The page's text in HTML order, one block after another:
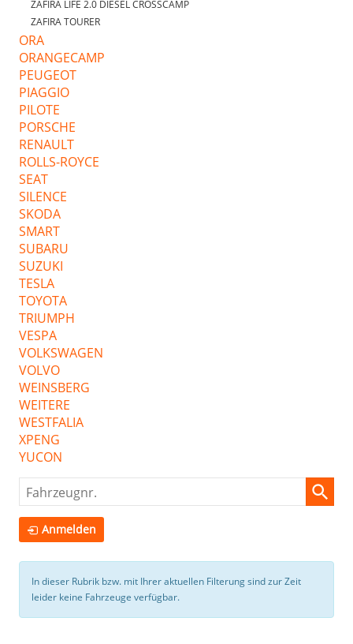
In dieser Rubrik bzw. mit Ihrer aktuellen Filterung sind zur Zeit
leider keine Fahrzeuge verfügbar.
ZAFIRA LIFE 2.0 DIESEL CROSSCAMP
ZAFIRA TOURER
ORA
ORANGECAMP
PEUGEOT
PIAGGIO
PILOTE
PORSCHE
RENAULT
ROLLS-ROYCE
SEAT
SILENCE
SKODA
SMART
SUBARU
SUZUKI
TESLA
TOYOTA
TRIUMPH
VESPA
VOLKSWAGEN
VOLVO
WEINSBERG
WEITERE
WESTFALIA
XPENG
YUCON
Fahrzeugnr.
Anmelden